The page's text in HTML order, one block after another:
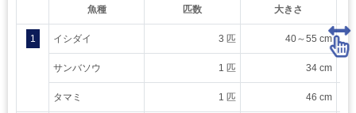
魚種 匹数 大きさ
1 イシダイ 3 匹 40～55 cm
サンバソウ 1 匹 34 cm
タマミ 1 匹 46 cm